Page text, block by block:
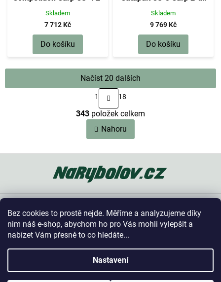
Bez cookies to prostě nejde. Měříme a analyzujeme díky
nim náš e-shop, abychom ho pro Vás mohli vylepšit a
nabízet Vám přesně to co hledáte...
Nastavení
díl 2ks: 12ft/2,75lbs. M80
Skladem
7 712 Kč
Do košíku
2ks: 12ft 2,75lbs, 366cm
Skladem
9 769 Kč
Do košíku
O
v
l
a
í
r
v
k
y
v
ý
p
i
Načíst 20 dalších
S
t
r
á
n
k
o
n
í
1 18
343 položek celkem
Nahoru
a
t
Vše o nákupu
Kontakt